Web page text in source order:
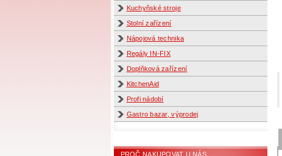
Kuchyňské stroje
Stolní zařízení
Nápojová technika
Regály IN-FIX
Doplňková zařízení
KitchenAid
Profi nádobí
Gastro bazar, výprodej
PROČ NAKUPOVAT U NÁS